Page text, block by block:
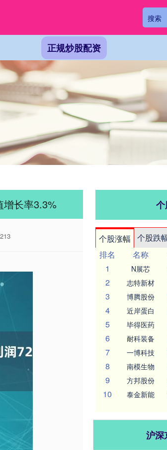
正规炒股配资
增长率3.3%
个股涨幅 个股跌
排名
名称
1
N展芯
2 志特新材
3 博腾股份
4 近岸蛋白
5 毕得医药
6 耐科装备
7 一博科技
8 南模生物
9 方邦股份
10 泰金新能
沪深